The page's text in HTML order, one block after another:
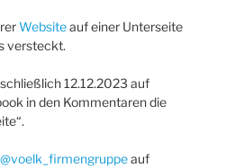
Websiteauf einer Unterseite
versteckt.
12.12.2023 auf
in den Kommentaren die
@voelk_firmengruppeauf